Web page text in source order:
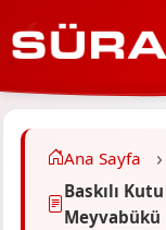
Ana Sayfa
Baskılı